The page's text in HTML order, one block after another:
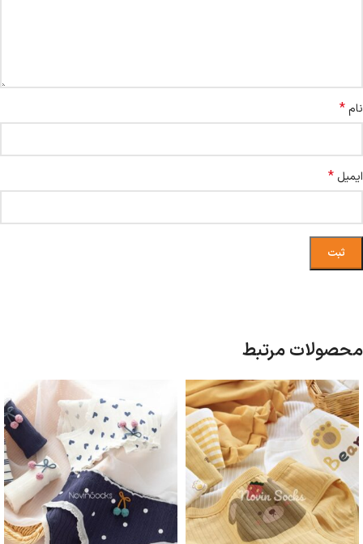
نام*
ایمیل *
محصولات مرتبط